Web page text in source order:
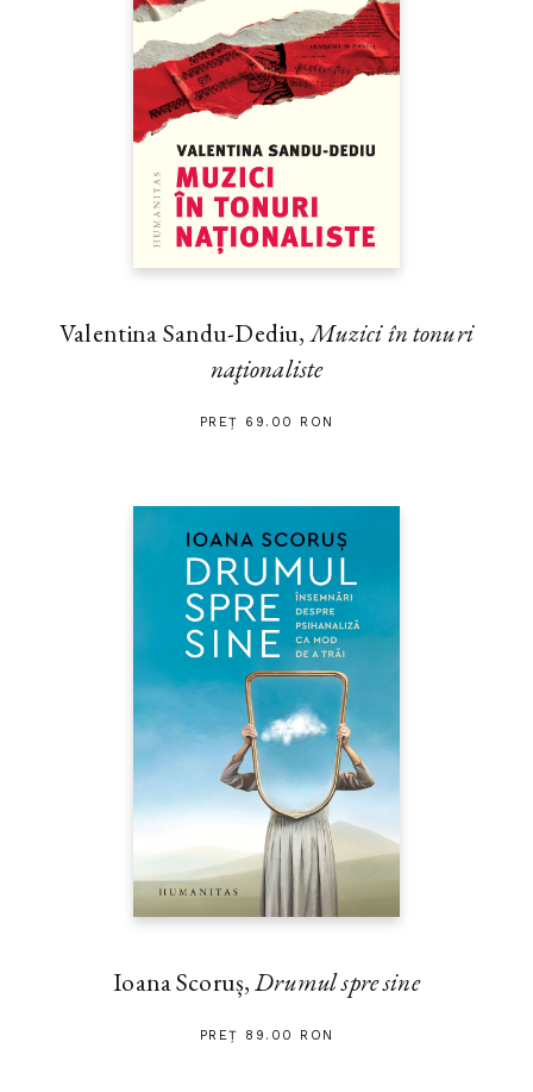
Valentina Sandu-Dediu,Muzici în tonuri
naţionaliste
PREȚ 69.00 RON
Ioana Scoruș,Drumul spre sine
PREȚ 89.00 RON